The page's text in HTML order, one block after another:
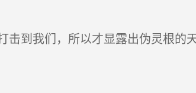
到我们，所以才显露出伪灵根的